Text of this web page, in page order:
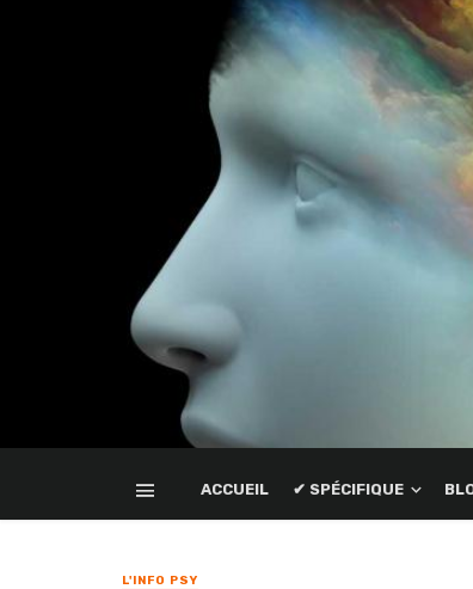
ACCUEIL ✔ SPÉCIFIQUE
L'INFO PSY